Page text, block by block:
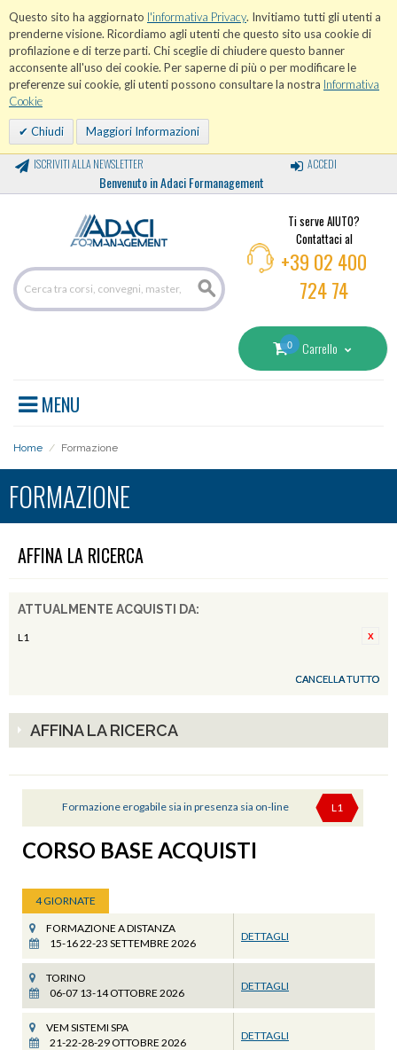
Questo sito ha aggiornato l'informativa Privacy. Invitiamo tutti gli utenti a
prenderne visione. Ricordiamo agli utenti che questo sito usa cookie di
profilazione e di terze parti. Chi sceglie di chiudere questo banner
acconsente all'uso dei cookie. Per saperne di più o per modificare le
preferenze sui cookie, gli utenti possono consultare la nostra Informativa
Cookie
Chiudi Maggiori Informazioni
ISCRIVITI ALLA NEWSLETTER
Benvenuto in Adaci Formanagement
ACCEDI
Ti serve AIUTO?
Contattaci al
+39 02 400
724 74
0 Carrello
MENU
Home / Formazione
FORMAZIONE
AFFINA LA RICERCA
ATTUALMENTE ACQUISTI DA:
L1
CANCELLA TUTTO
AFFINA LA RICERCA
Formazione erogabile sia in presenza sia on-line L1
CORSO BASE ACQUISTI
4 GIORNATE
FORMAZIONE A DISTANZA
15-16 22-23 SETTEMBRE 2026
DETTAGLI
TORINO
06-07 13-14 OTTOBRE 2026
DETTAGLI
VEM SISTEMI SPA
21-22-28-29 OTTOBRE 2026
DETTAGLI